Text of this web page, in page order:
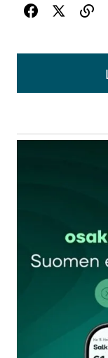
kentät on
Kommentti*